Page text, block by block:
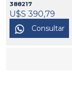
388217
U$S 390,79
Consultar